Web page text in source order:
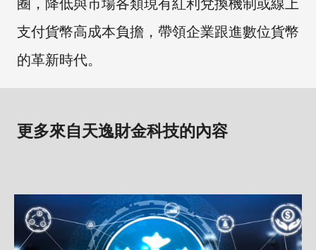
支付貨幣高成本負擔，帶領企業跟進數位貨幣
的革新時代。
更多來自天逸財金科技的內容